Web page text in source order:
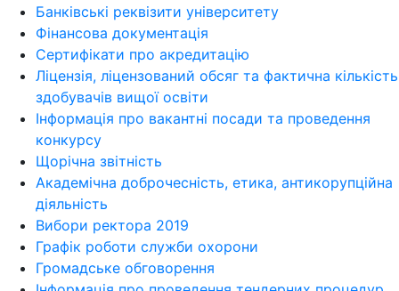
Банківські реквізити університету
Фінансова документація
Сертифікати про акредитацію
Ліцензія, ліцензований обсяг та фактична кількість
здобувачів вищої освіти
Інформація про вакантні посади та проведення
конкурсу
Щорічна звітність
Академічна доброчесність, етика, антикорупційна
діяльність
Вибори ректора 2019
Графік роботи служби охорони
Громадське обговорення